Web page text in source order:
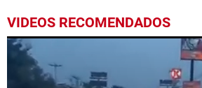
VIDEOS RECOMENDADOS